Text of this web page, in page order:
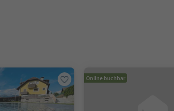
Online buchbar